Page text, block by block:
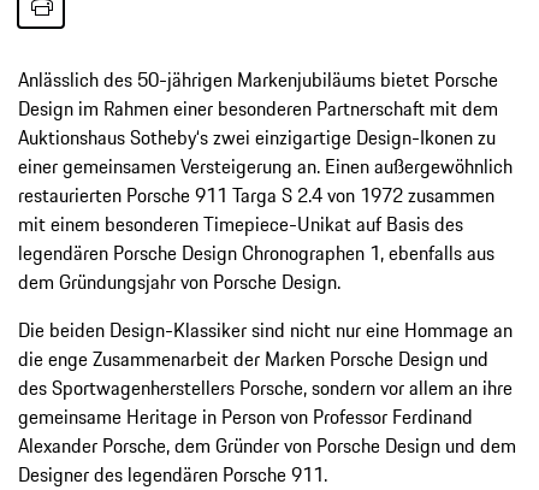
Anlässlich des 50-jährigen Markenjubiläums bietet Porsche
Design im Rahmen einer besonderen Partnerschaft mit dem
Auktionshaus Sotheby‘s zwei einzigartige Design-Ikonen zu
einer gemeinsamen Versteigerung an. Einen außergewöhnlich
restaurierten Porsche 911 Targa S 2.4 von 1972 zusammen
mit einem besonderen Timepiece-Unikat auf Basis des
legendären Porsche Design Chronographen 1, ebenfalls aus
dem Gründungsjahr von Porsche Design.
Die beiden Design-Klassiker sind nicht nur eine Hommage an
die enge Zusammenarbeit der Marken Porsche Design und
des Sportwagenherstellers Porsche, sondern vor allem an ihre
gemeinsame Heritage in Person von Professor Ferdinand
Alexander Porsche, dem Gründer von Porsche Design und dem
Designer des legendären Porsche 911.